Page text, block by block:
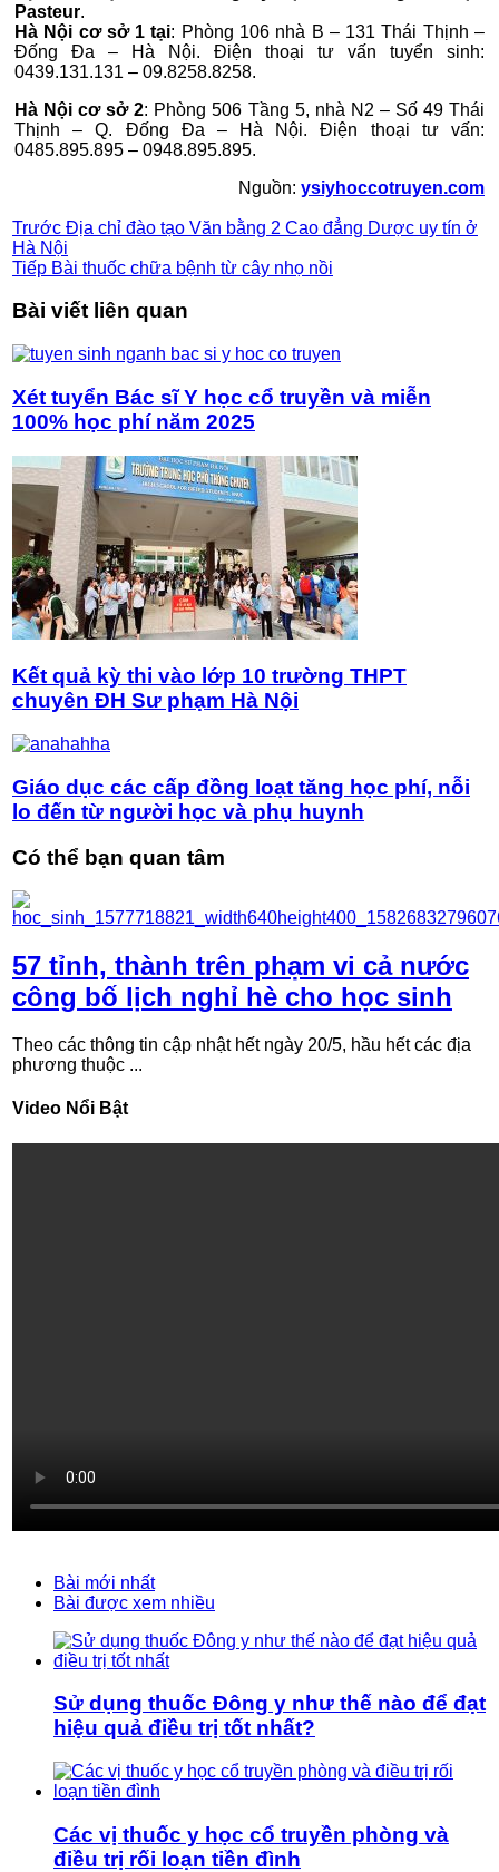
Pasteur.
Hà Nội cơ sở 1 tại: Phòng 106 nhà B – 131 Thái Thịnh –
Đống Đa – Hà Nội. Điện thoại tư vấn tuyển sinh:
0439.131.131 – 09.8258.8258.
Hà Nội cơ sở 2: Phòng 506 Tầng 5, nhà N2 – Số 49 Thái
Thịnh – Q. Đống Đa – Hà Nội. Điện thoại tư vấn:
0485.895.895 – 0948.895.895.
Nguồn: ysiyhoccotruyen.com
Trước Địa chỉ đào tạo Văn bằng 2 Cao đẳng Dược uy tín ở
Hà Nội
Tiếp Bài thuốc chữa bệnh từ cây nhọ nồi
Bài viết liên quan
Xét tuyển Bác sĩ Y học cổ truyền và miễn
100% học phí năm 2025
Kết quả kỳ thi vào lớp 10 trường THPT
chuyên ĐH Sư phạm Hà Nội
Giáo dục các cấp đồng loạt tăng học phí, nỗi
lo đến từ người học và phụ huynh
Có thể bạn quan tâm
57 tỉnh, thành trên phạm vi cả nước
công bố lịch nghỉ hè cho học sinh
Theo các thông tin cập nhật hết ngày 20/5, hầu hết các địa
phương thuộc ...
Video Nổi Bật
Bài mới nhất
Bài được xem nhiều
Sử dụng thuốc Đông y như thế nào để đạt
hiệu quả điều trị tốt nhất?
Các vị thuốc y học cổ truyền phòng và
điều trị rối loạn tiền đình